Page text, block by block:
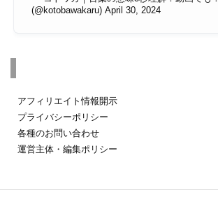
(@kotobawakaru) April 30, 2024
アフィリエイト情報開示
プライバシーポリシー
各種のお問い合わせ
運営主体・編集ポリシー